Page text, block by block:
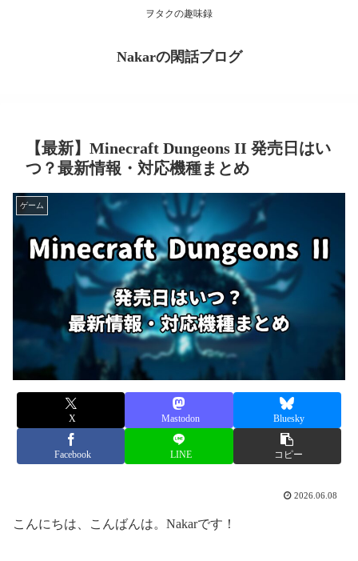
ヲタクの趣味録
Nakarの閑話ブログ
【最新】Minecraft Dungeons II 発売日はい
つ？最新情報・対応機種まとめ
ゲーム
X Mastodon Bluesky
Facebook LINE コピー
2026.06.08
こんにちは、こんばんは。Nakarです！